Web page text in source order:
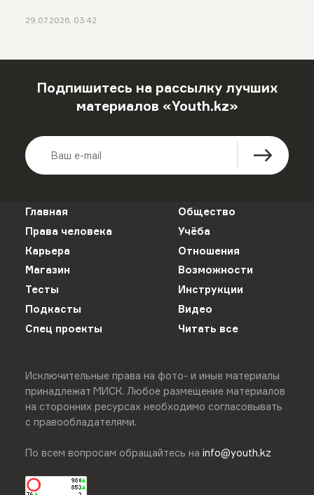
29.07.2026, 03:42
Подпишитесь на рассылку лучших
материалов «Youth.kz»
Главная
Общество
Права человека
Учёба
Карьера
Отношения
Магазин
Возможности
Тесты
Инструкции
Подкасты
Видео
Спец проекты
Читать все
Исключительные права на фото- и иные материалы
принадлежат МИСК. Любое размещение материалов
на сторонних ресурсах необходимо согласовывать
с правообладателями.
По всем вопросам обращайтесь на info@youth.kz